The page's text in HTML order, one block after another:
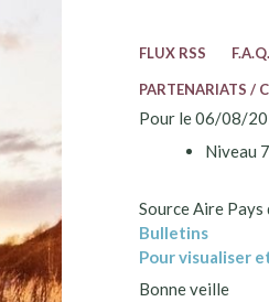
FLUX RSS
F.A.Q.
PARTENARIATS /
Pour le 06/08/
Niveau
Source Aire Pays
Bulletins
Pour visualiser
Bonne veille